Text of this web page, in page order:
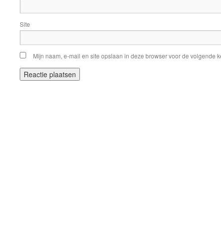
Site
Mijn naam, e-mail en site opslaan in deze browser voor de volgende